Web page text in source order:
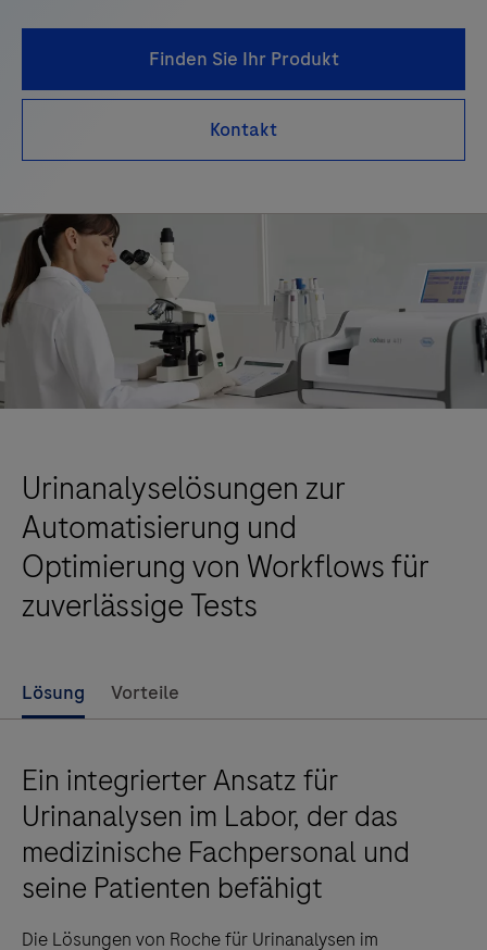
Finden Sie Ihr Produkt
Kontakt
Urinanalyselösungen zur
Automatisierung und
Optimierung von Workflows für
zuverlässige Tests
Lösung Vorteile
Ein integrierter Ansatz für
Urinanalysen im Labor, der das
medizinische Fachpersonal und
seine Patienten befähigt
Die Lösungen von Roche für Urinanalysen im